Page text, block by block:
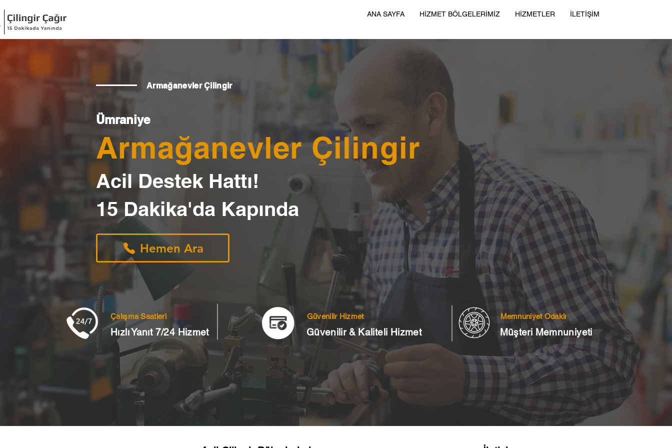
ANA SAYFA HİZMET BÖLGELERİMİZ HİZMETLER İLETİŞİM
Armağanevler Çilingir
Ümraniye
Armağanevler Çilingir
Acil Destek Hattı!
15 Dakika'da Kapında
Hemen Ara
Çalışma Saatleri
Hızlı Yanıt 7/24 Hizmet
Güvenilir Hizmet
Güvenilir & Kaliteli Hizmet
Memnuniyet Odaklı
Müşteri Memnuniyeti